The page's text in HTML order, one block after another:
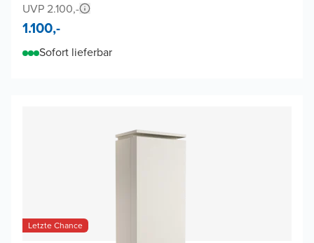
UVP 2.100,-
1.100,-
Sofort lieferbar
Letzte Chance